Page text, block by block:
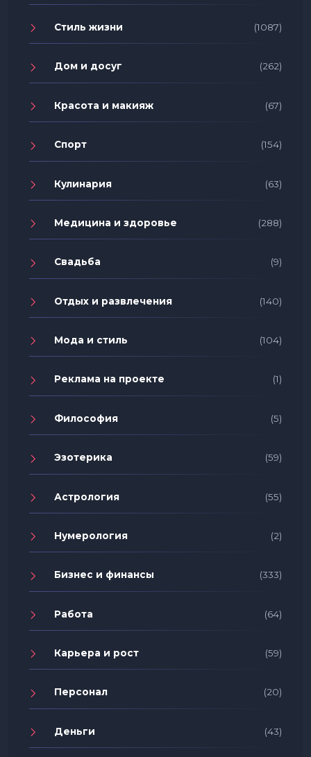
Стиль жизни (1087)
Дом и досуг (262)
Красота и макияж (67)
Спорт (154)
Кулинария (63)
Медицина и здоровье (288)
Свадьба (9)
Отдых и развлечения (140)
Мода и стиль (104)
Реклама на проекте (1)
Философия (5)
Эзотерика (59)
Астрология (55)
Нумерология (2)
Бизнес и финансы (333)
Работа (64)
Карьера и рост (59)
Персонал (20)
Деньги (43)